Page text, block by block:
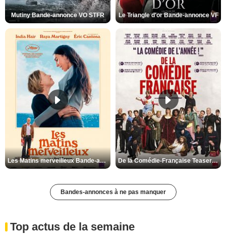
Mutiny Bande-annonce VO STFR Le Triangle d'or Bande-annonce VF
Les Matins merveilleux Bande-annonce VF De la Comédie-Française Teaser VF
Bandes-annonces à ne pas manquer
Top actus de la semaine